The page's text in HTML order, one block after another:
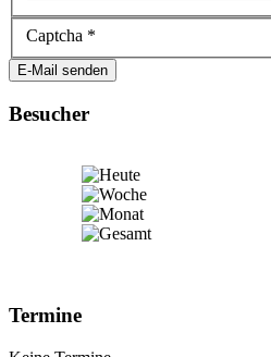
Captcha *
E-Mail senden
Besucher
Termine